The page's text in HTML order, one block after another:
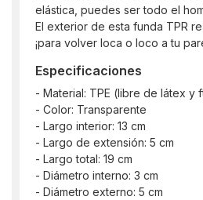
elástica, puedes ser todo el
El exterior de esta funda TPR
¡para volver loca o loco a tu
Especificaciones
- Material: TPE (libre de látex y
- Color: Transparente
- Largo interior: 13 cm
- Largo de extensión: 5 cm
- Largo total: 19 cm
- Diámetro interno: 3 cm
- Diámetro externo: 5 cm